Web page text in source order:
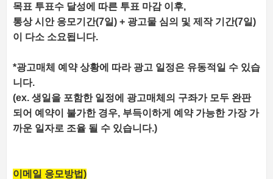
목표 투표수 달성에 따른 투표 마감 이후,
통상 시안 응모기간(7일) + 광고물 심의 및 제작 기간(7일)
이 다소 소요됩니다.
*광고매체 예약 상황에 따라 광고 일정은 유동적일 수 있습
니다.
(ex. 생일을 포함한 일정에 광고매체의 구좌가 모두 완판
되어 예약이 불가한 경우, 부득이하게 예약 가능한 가장 가
까운 일자로 조율 될 수 있습니다.)
이메일 응모방법)